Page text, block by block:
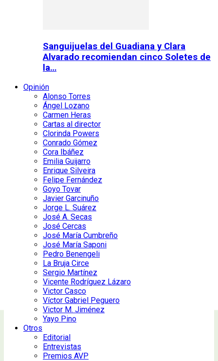
Sanguijuelas del Guadiana y Clara
Alvarado recomiendan cinco Soletes de
la…
Opinión
Alonso Torres
Ángel Lozano
Carmen Heras
Cartas al director
Clorinda Powers
Conrado Gómez
Cora Ibáñez
Emilia Guijarro
Enrique Silveira
Felipe Fernández
Goyo Tovar
Javier Garcinuño
Jorge L. Suárez
José A. Secas
José Cercas
José María Cumbreño
José María Saponi
Pedro Benengeli
La Bruja Circe
Sergio Martínez
Vicente Rodríguez Lázaro
Victor Casco
Víctor Gabriel Peguero
Victor M. Jiménez
Yayo Pino
Otros
Editorial
Entrevistas
Premios AVP